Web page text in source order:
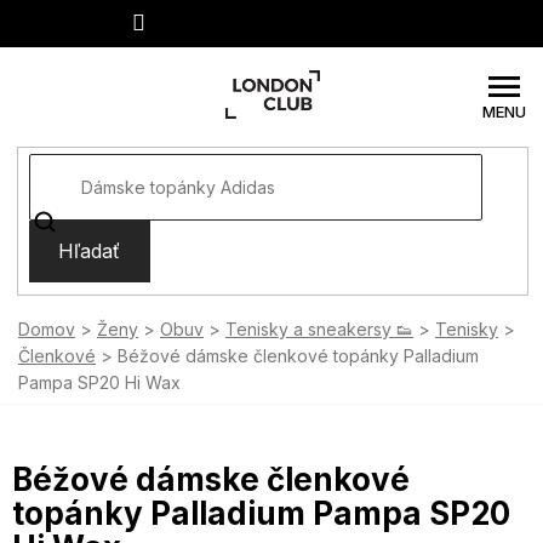
Hľadať
Domov Ženy Obuv Tenisky a sneakersy 👟
Tenisky
Členkové
Béžové dámske členkové topánky Palladium
Pampa SP20 Hi Wax
Béžové dámske členkové
topánky Palladium Pampa SP20